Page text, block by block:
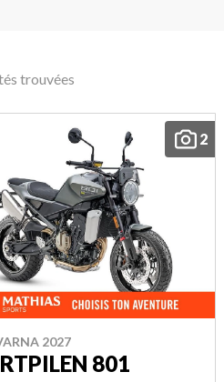
trouvées
2
2027
801